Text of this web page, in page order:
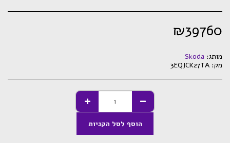
₪39760
מותג: Skoda
מק: 3EQJCK27TA
הוסף לסל הקניות